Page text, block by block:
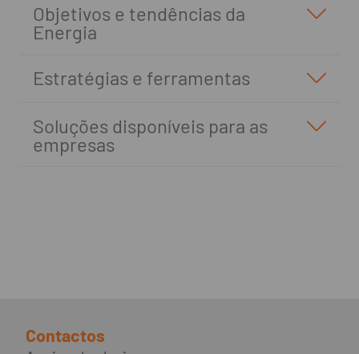
Objetivos e tendências da
Energia
Estratégias e ferramentas
Soluções disponíveis para as
empresas
Contactos